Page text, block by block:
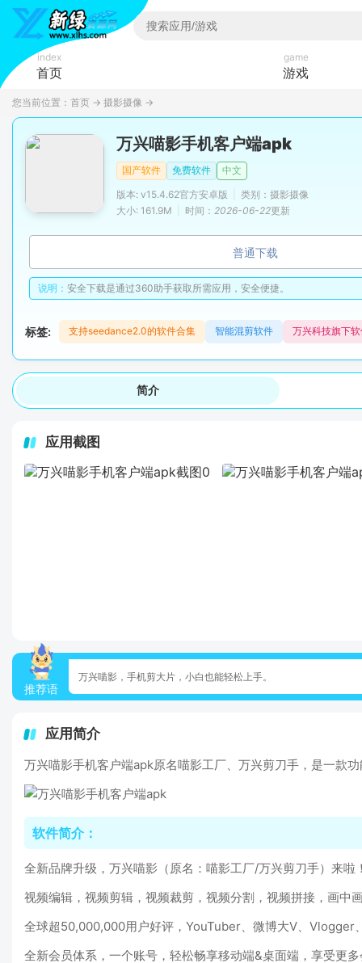
index
首页
game
游戏
您当前位置： 首页 → 摄影摄像 →
万兴喵影手机客户端apk
国产软件 免费软件
中文
版本: v15.4.62官方安卓版
类别：摄影摄像
大小: 161.9M
时间： 2026-06-22更新
普通下载
说明： 安全下载是通过360助手获取所需应用，安全便捷。
标签: 支持seedance2.0的软件合集 智能混剪软件 万兴科技旗下
简介
应用截图
推荐语
万兴喵影，手机剪大片，小白也能轻松上手。
应用简介
万兴喵影手机客户端apk原名喵影工厂、万兴剪刀手，是一款
软件简介：
全新品牌升级，万兴喵影（原名：喵影工厂/万兴剪刀手）来啦
视频编辑，视频剪辑，视频裁剪，视频分割，视频拼接，画
全球超50,000,000用户好评，YouTuber、微博大V、Vlogger
全新会员体系，一个账号，轻松畅享移动端&桌面端，享受更